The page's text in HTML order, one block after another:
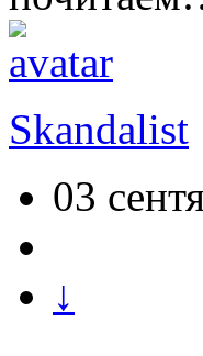
Skandalist
03
↓